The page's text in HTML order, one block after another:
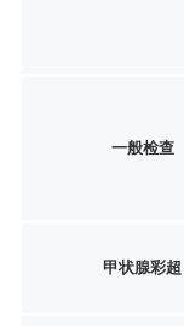
一般检查
甲状腺彩超